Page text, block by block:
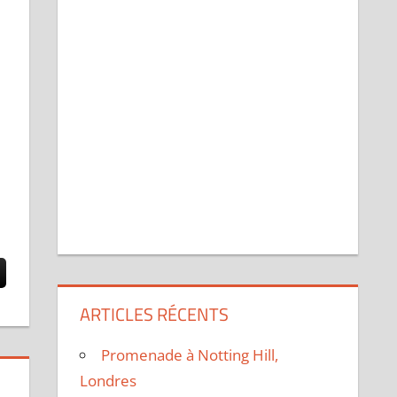
ARTICLES RÉCENTS
Promenade à Notting Hill,
Londres